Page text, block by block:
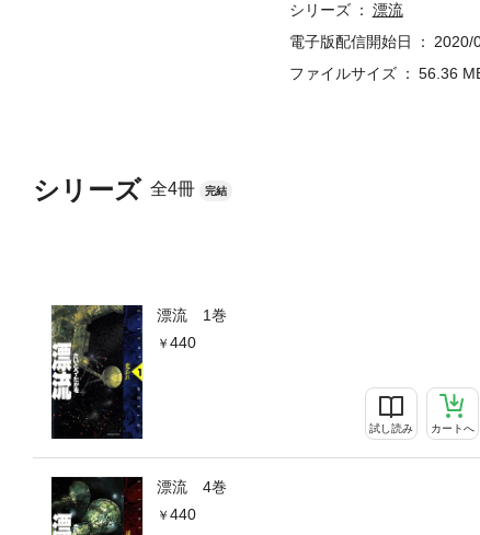
シリーズ 全4冊 完結
漂流 1巻
440
試し読み カートへ
漂流 4巻
440
シリーズ
漂流
電子版配信開始日
2020/
ファイルサイズ
56.36